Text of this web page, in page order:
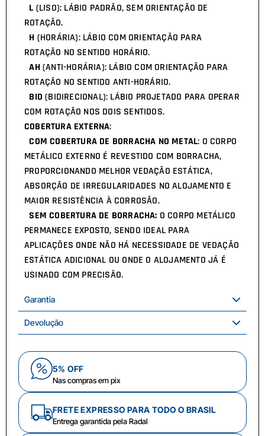
L (LISO): LÁBIO PADRÃO, SEM ORIENTAÇÃO DE
ROTAÇÃO.
H (HORÁRIA): LÁBIO COM ORIENTAÇÃO PARA
ROTAÇÃO NO SENTIDO HORÁRIO.
AH(ANTI-HORÁRIA): LÁBIO COM ORIENTAÇÃO PARA
ROTAÇÃO NO SENTIDO ANTI-HORÁRIO.
BID (BIDIRECIONAL): LÁBIO PROJETADO PARA OPERAR
COM ROTAÇÃO NOS DOIS SENTIDOS.
COBERTURA EXTERNA:
COM COBERTURA DE BORRACHA NO METAL: O CORPO
METÁLICO EXTERNO É REVESTIDO COM BORRACHA,
PROPORCIONANDO MELHOR VEDAÇÃO ESTÁTICA,
ABSORÇÃO DE IRREGULARIDADES NO ALOJAMENTO E
MAIOR RESISTÊNCIA À CORROSÃO.
SEM COBERTURA DE BORRACHA: O CORPO METÁLICO
PERMANECE EXPOSTO, SENDO IDEAL PARA
APLICAÇÕES ONDE NÃO HÁ NECESSIDADE DE VEDAÇÃO
ESTÁTICA ADICIONAL OU ONDE O ALOJAMENTO JÁ É
USINADO COM PRECISÃO.
Garantia
Devolução
5% OFF
Nas compras em pix
FRETE EXPRESSO PARA TODO O BRASIL
Entrega garantida pela Radal